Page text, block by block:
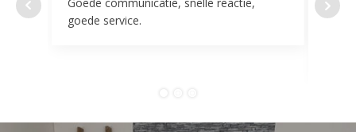
goede service.
door